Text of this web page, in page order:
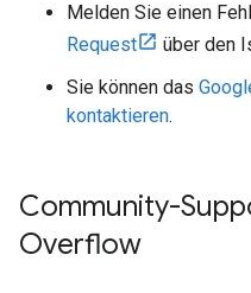
Melden Sie einen
Request
über den
Sie können das
kontaktieren.
Community-
Overflow